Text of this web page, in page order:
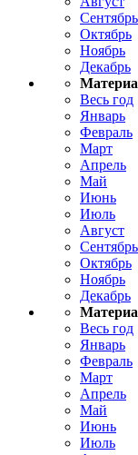
Сентябрь
Октябрь
Ноябрь
Декабрь
Весь год
Январь
Февраль
Март
Апрель
Май
Июнь
Июль
Август
Сентябрь
Октябрь
Ноябрь
Декабрь
Весь год
Январь
Февраль
Март
Апрель
Май
Июнь
Июль